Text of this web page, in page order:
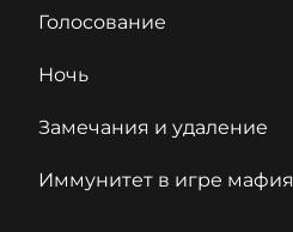
Голосование
Ночь
Замечания и удаление
Иммунитет в игре мафия